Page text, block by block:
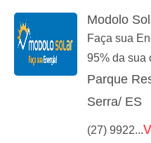
Modolo
Faça sua
95% da sua
Parque
Serra/ ES
(27) 9922...